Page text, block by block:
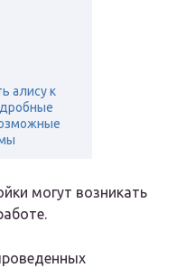
алису к
могут возникать